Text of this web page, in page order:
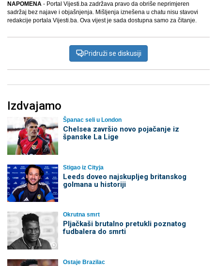
NAPOMENA - Portal Vijesti.ba zadržava pravo da obriše neprimjeren
sadržaj bez najave i objašnjenja. Mišljenja iznešena u chatu nisu stavovi
redakcije portala Vijesti.ba. Ova vijest je sada dostupna samo za čitanje.
Pridruži se diskusiji
Izdvajamo
Španac seli u London
Chelsea završio novo pojačanje iz
španske La Lige
Stigao iz Cityja
Leeds doveo najskupljeg britanskog
golmana u historiji
Okrutna smrt
Pljačkaši brutalno pretukli poznatog
fudbalera do smrti
Ostaje Brazilac